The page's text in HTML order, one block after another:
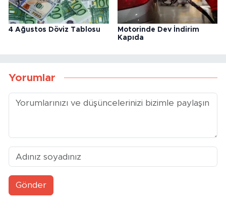
4 Ağustos Döviz Tablosu
Motorinde Dev İndirim
Kapıda
Yorumlar
Gönder